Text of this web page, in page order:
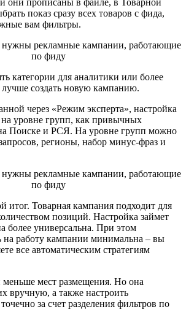
они прописаны в файле, в Товарной
показ сразу всех товаров с фида,
вам фильтры.
категории для аналитики или более
создать новую кампанию.
через «Режим эксперта», настройка
уровне групп, как привычных
Поиске и РСЯ. На уровне групп можно
регионы, набор минус-фраз и
итог. Товарная кампания подходит для
позиций. Настройка займет
более универсальна. При этом
на работу кампании минимальна – вы
все автоматическим стратегиям
меньше мест размещения. Но она
вручную, а также настроить
за счет разделения фильтров по